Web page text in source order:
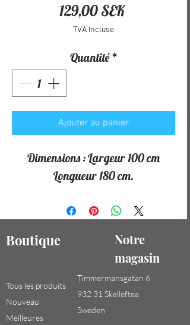
129,00 SEKPrix
TVA Incluse
Quantité *
Ajouter au panier
Dimensions : Largeur 100 cm
Longueur 180 cm.
Boutique
Notre
magasin
Tous les produits
Nouveau
Meilleures
Timmermansgatan 6
932 31 Skelleftea
Sweden